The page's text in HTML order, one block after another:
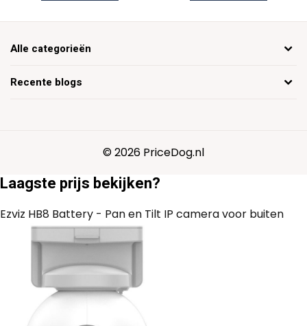
Recente blogs
Alle categorieën
© 2026 PriceDog.nl
Laagste prijs bekijken?
Ezviz HB8 Battery - Pan en Tilt IP camera voor buiten